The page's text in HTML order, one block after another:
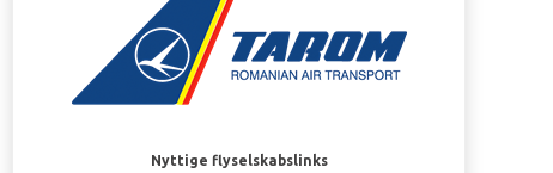
Nyttige flyselskabslinks